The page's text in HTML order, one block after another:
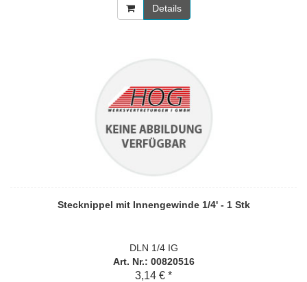
Details
Stecknippel mit Innengewinde 1/4' - 1 Stk
DLN 1/4 IG
Art. Nr.: 00820516
3,14 € *